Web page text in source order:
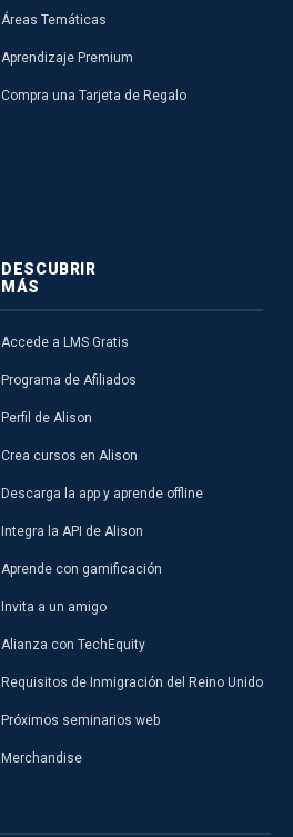
Áreas Temáticas
Aprendizaje Premium
Compra una Tarjeta de Regalo
DESCUBRIR
MÁS
Accede a LMS Gratis
Programa de Afiliados
Perfil de Alison
Crea cursos en Alison
Descarga la app y aprende offline
Integra la API de Alison
Aprende con gamificación
Invita a un amigo
Alianza con TechEquity
Requisitos de Inmigración del Reino Unido
Próximos seminarios web
Merchandise